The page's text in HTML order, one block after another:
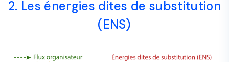
2. Les énergies dites de substitution
(ENS)